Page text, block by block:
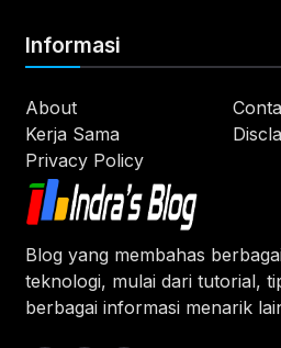
Blog yang membahas
teknologi, mulai dari tutorial,
berbagai informasi menarik
Informasi
About
Kerja Sama
Privacy Policy